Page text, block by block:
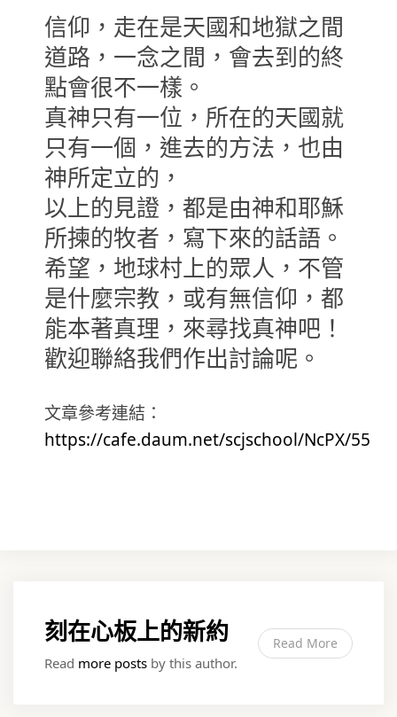
信仰，走在是天國和地獄之間
道路，一念之間，會去到的終
點會很不一樣。
真神只有一位，所在的天國就
只有一個，進去的方法，也由
神所定立的，
以上的見證，都是由神和耶穌
所揀的牧者，寫下來的話語。
希望，地球村上的眾人，不管
是什麼宗教，或有無信仰，都
能本著真理，來尋找真神吧！
歡迎聯絡我們作出討論呢。
文章參考連結：
https://cafe.daum.net/scjschool/NcPX/55
刻在心板上的新約
Read more posts by this author.
Read More